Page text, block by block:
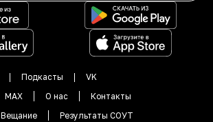
Подкасты
VK
MAX О нас
Контакты
Вещание Результаты СОУТ